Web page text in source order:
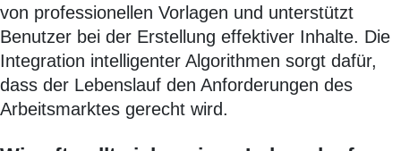
von professionellen Vorlagen und unterstützt
Benutzer bei der Erstellung effektiver Inhalte. Die
Integration intelligenter Algorithmen sorgt dafür,
dass der Lebenslauf den Anforderungen des
Arbeitsmarktes gerecht wird.